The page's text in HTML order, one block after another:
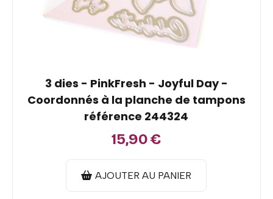
3 dies - PinkFresh - Joyful Day -
Coordonnés à la planche de tampons
référence 244324
15,90€
AJOUTER AU PANIER